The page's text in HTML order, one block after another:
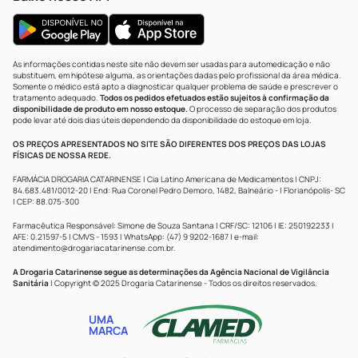
As informações contidas neste site não devem ser usadas para automedicação e não
substituem, em hipótese alguma, as orientações dadas pelo profissional da área médica.
Somente o médico está apto a diagnosticar qualquer problema de saúde e prescrever o
tratamento adequado. Todos os pedidos efetuados estão sujeitos à confirmação da
disponibilidade de produto em nosso estoque.O processo de separação dos produtos
pode levar até dois dias úteis dependendo da disponibilidade do estoque em loja.
OS PREÇOS APRESENTADOS NO SITE SÃO DIFERENTES DOS PREÇOS DAS LOJAS
FÍSICAS DE NOSSA REDE.
FARMÁCIA DROGARIA CATARINENSE | Cia Latino Americana de Medicamentos | CNPJ:
84.683.481/0012-20 | End: Rua Coronel Pedro Demoro, 1482, Balneário - | Florianópolis- SC
| CEP: 88.075-300
Farmacêutica Responsável: Simone de Souza Santana | CRF/SC: 12106 | IE: 250192233 |
AFE: 0.21597-5 | CMVS - 1593 | WhatsApp: (47) 9 9202-1687 | e-mail:
atendimento@drogariacatarinense.com.br.
A Drogaria Catarinense segue as determinações da Agência Nacional de Vigilância
Sanitária | Copyright © 2025 Drogaria Catarinense - Todos os direitos reservados.
UMA
MARCA